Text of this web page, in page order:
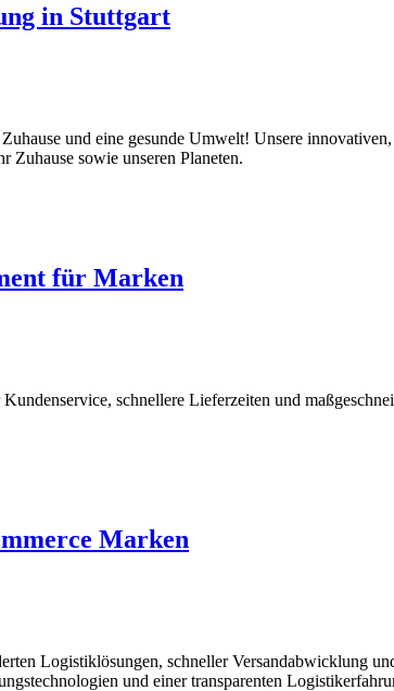
in Stuttgart
und eine gesunde Umwelt! Unsere
Zuhause sowie unseren Planeten.
für Marken
schnellere Lieferzeiten und
Marken
Logistiklösungen, schneller Versandabwicklung
und einer transparenten